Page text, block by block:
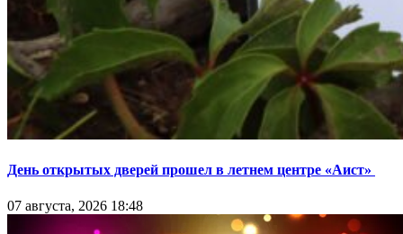
День открытых дверей прошел в летнем центре «Аист»
07 августа, 2026 18:48